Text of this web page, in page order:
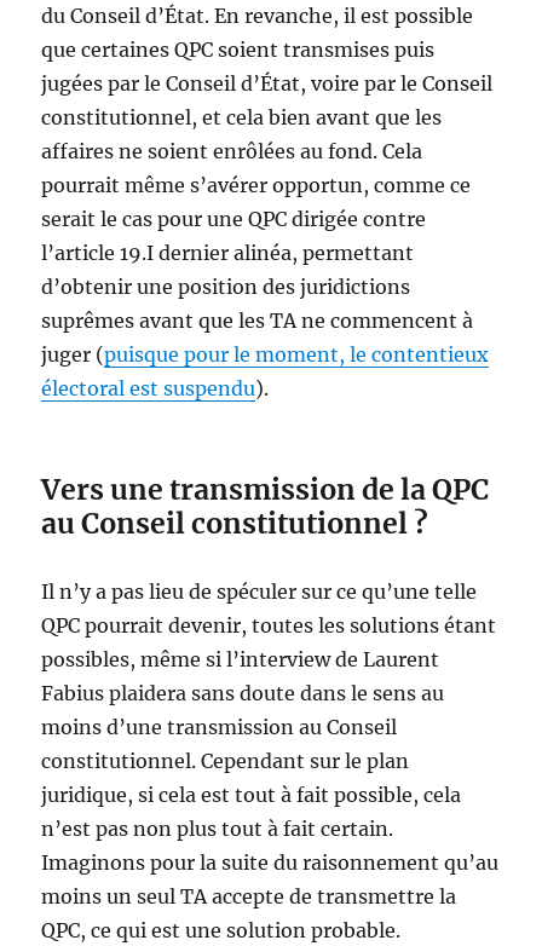
du Conseil d’État. En revanche, il est possible
que certaines QPC soient transmises puis
jugées par le Conseil d’État, voire par le Conseil
constitutionnel, et cela bien avant que les
affaires ne soient enrôlées au fond. Cela
pourrait même s’avérer opportun, comme ce
serait le cas pour une QPC dirigée contre
l’article 19.I dernier alinéa, permettant
d’obtenir une position des juridictions
suprêmes avant que les TA ne commencent à
juger (puisque pour le moment, le contentieux
électoral est suspendu).
Vers une transmission de la QPC
au Conseil constitutionnel ?
Il n’y a pas lieu de spéculer sur ce qu’une telle
QPC pourrait devenir, toutes les solutions étant
possibles, même si l’interview de Laurent
Fabius plaidera sans doute dans le sens au
moins d’une transmission au Conseil
constitutionnel. Cependant sur le plan
juridique, si cela est tout à fait possible, cela
n’est pas non plus tout à fait certain.
Imaginons pour la suite du raisonnement qu’au
moins un seul TA accepte de transmettre la
QPC, ce qui est une solution probable.